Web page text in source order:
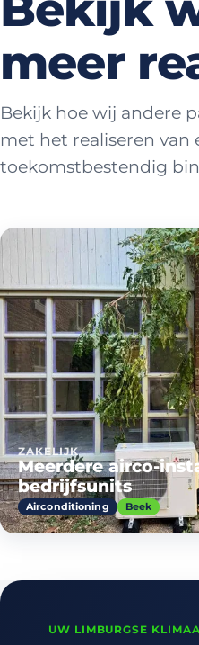
meer
Bekijk hoe wij andere
met het realiseren
toekomstbestendig
ZAKELIJK
Meerdere airco-
bedrijfsunits
Airconditioning Beek
UW LIMBURGSE